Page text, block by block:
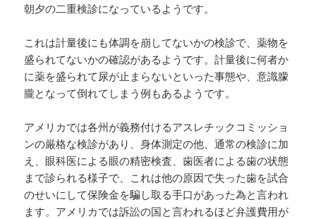
朝夕の二重検診になっているようです。
これは計量後にも体調を崩してないかの検診で、薬物を
盛られてないかの確認があるようです。計量後に何者か
に薬を盛られて尿が止まらないといった事態や、意識朦
朧となって倒れてしまう例もあるようです。
アメリカでは各州が義務付けるアスレチックコミッショ
ンの厳格な検診があり、身体測定の他、通常の検診に加
え、眼科医による眼の精密検査、歯医者による歯の状態
まで診られる様子で、これは他の原因で失った歯を試合
のせいにして保険金を騙し取る手口があった為と言われ
ます。アメリカでは訴訟の国と言われるほど弁護費用が